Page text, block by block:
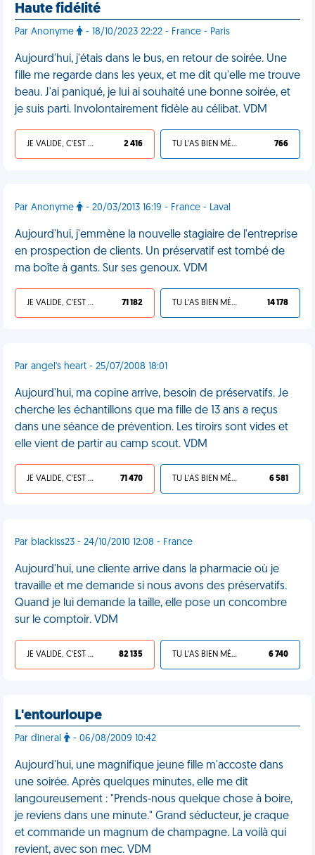
Haute fidélité
Par Anonyme - 18/10/2023 22:22 - France - Paris
Aujourd'hui, j'étais dans le bus, en retour de soirée. Une
fille me regarde dans les yeux, et me dit qu'elle me trouve
beau. J'ai paniqué, je lui ai souhaité une bonne soirée, et
je suis parti. Involontairement fidèle au célibat. VDM
JE VALIDE, C'EST UNE VDM 2 416 TU L'AS BIEN MÉRITÉ 766
Par Anonyme - 20/03/2013 16:19 - France - Laval
Aujourd'hui, j'emmène la nouvelle stagiaire de l'entreprise
en prospection de clients. Un préservatif est tombé de
ma boîte à gants. Sur ses genoux. VDM
JE VALIDE, C'EST UNE VDM 71 182 TU L'AS BIEN MÉRITÉ 14 178
Par angel's heart - 25/07/2008 18:01
Aujourd'hui, ma copine arrive, besoin de préservatifs. Je
cherche les échantillons que ma fille de 13 ans a reçus
dans une séance de prévention. Les tiroirs sont vides et
elle vient de partir au camp scout. VDM
JE VALIDE, C'EST UNE VDM 71 470 TU L'AS BIEN MÉRITÉ 6 581
Par blackiss23 - 24/10/2010 12:08 - France
Aujourd'hui, une cliente arrive dans la pharmacie où je
travaille et me demande si nous avons des préservatifs.
Quand je lui demande la taille, elle pose un concombre
sur le comptoir. VDM
JE VALIDE, C'EST UNE VDM 82 135 TU L'AS BIEN MÉRITÉ 6 740
L'entourloupe
Par dineral - 06/08/2009 10:42
Aujourd'hui, une magnifique jeune fille m'accoste dans
une soirée. Après quelques minutes, elle me dit
langoureusement : "Prends-nous quelque chose à boire,
je reviens dans une minute." Grand séducteur, je craque
et commande un magnum de champagne. La voilà qui
revient, avec son mec. VDM